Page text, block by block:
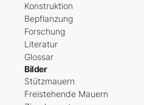
Konstruktion
Bepflanzung
Forschung
Literatur
Glossar
Bilder
Stützmauern
Freistehende Mauern